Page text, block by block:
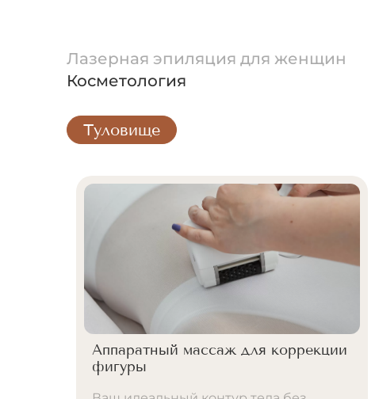
Лазерная эпиляция для женщин
Косметология
Туловище
Аппаратный массаж для коррекции
фигуры